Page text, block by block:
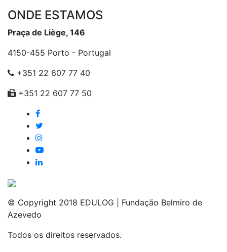
ONDE ESTAMOS
Praça de Liège, 146
4150-455 Porto - Portugal
+351 22 607 77 40
+351 22 607 77 50
© Copyright 2018 EDULOG | Fundação Belmiro de
Azevedo
Todos os direitos reservados.